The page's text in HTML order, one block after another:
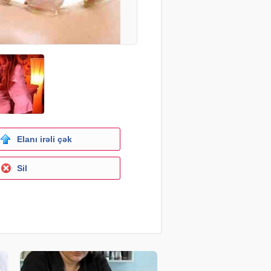
Elanı irəli çək
Sil